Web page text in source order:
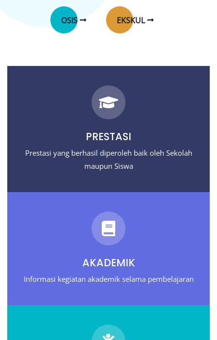
OSIS EKSKUL
PRESTASI
Prestasi yang berhasil diperoleh baik oleh Sekolah
maupun Siswa
AKADEMIK
Informasi kegiatan akademik selama pembelajaran